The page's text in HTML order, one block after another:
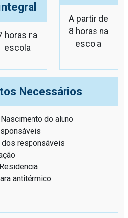
horas na
escola
A partir de
8 horas na
escola
Necessários
do aluno
dos responsáveis
antitérmico